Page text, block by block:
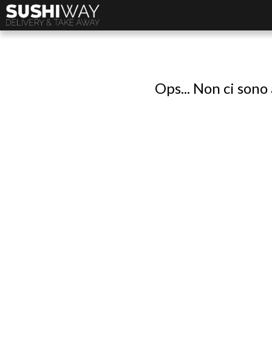
Ops... Non ci